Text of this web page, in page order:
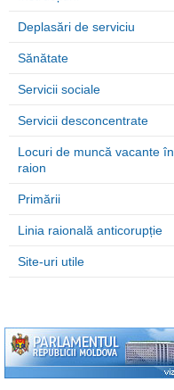
Deplasări de serviciu
Sănătate
Servicii sociale
Servicii desconcentrate
Locuri de muncă vacante în
raion
Primării
Linia raională anticorupție
Site-uri utile